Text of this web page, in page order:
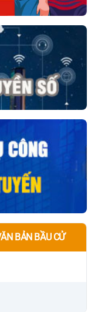
BẢN BẦU CỬ